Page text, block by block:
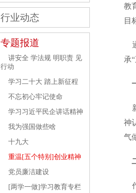
行业动态
专题报道
讲安全 学法规 明职责 见
行动
学习二十大 踏上新征程
不忘初心牢记使命
学习习近平民企讲话精神
我为强国做些啥
十九大
重温[五个特别]创业精神
党员廉洁建设
[两学一做]学习教育专栏
教
目
承
神
气